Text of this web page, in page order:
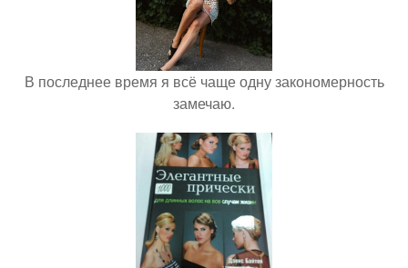
В последнее время я всё чаще одну закономерность
замечаю.